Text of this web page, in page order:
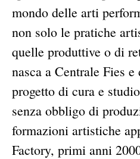
mondo delle arti
non solo le pratiche
quelle produttive o di
nasca a Centrale Fies
progetto di cura e
senza obbligo di
formazioni artistiche
Factory, primi anni